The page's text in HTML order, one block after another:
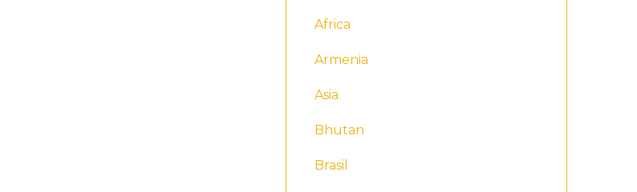
Africa
Armenia
Asia
Bhutan
Brasil